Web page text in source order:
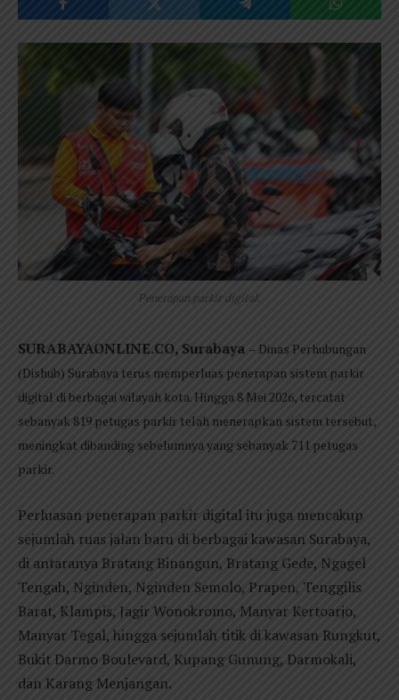
Penerapan parkir digital.
SURABAYAONLINE.CO, Surabaya – Dinas Perhubungan
(Dishub) Surabaya terus memperluas penerapan sistem parkir
digital di berbagai wilayah kota. Hingga 8 Mei 2026, tercatat
sebanyak 819 petugas parkir telah menerapkan sistem tersebut,
meningkat dibanding sebelumnya yang sebanyak 711 petugas
parkir.
Perluasan penerapan parkir digital itu juga mencakup
sejumlah ruas jalan baru di berbagai kawasan Surabaya,
di antaranya Bratang Binangun, Bratang Gede, Ngagel
Tengah, Nginden, Nginden Semolo, Prapen, Tenggilis
Barat, Klampis, Jagir Wonokromo, Manyar Kertoarjo,
Manyar Tegal, hingga sejumlah titik di kawasan Rungkut,
Bukit Darmo Boulevard, Kupang Gunung, Darmokali,
dan Karang Menjangan.